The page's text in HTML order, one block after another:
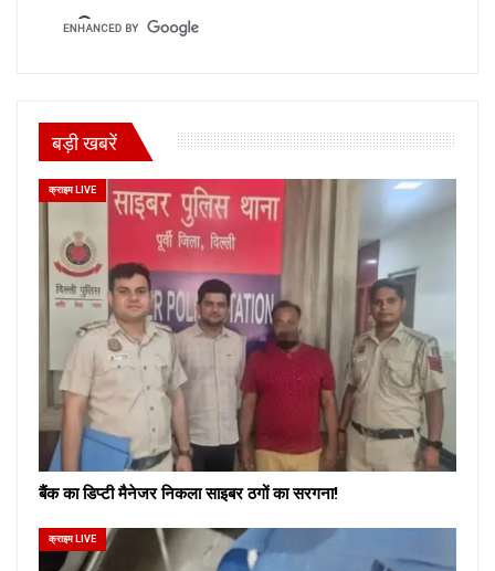
बड़ी खबरें
क्राइम LIVE
बैंक का डिप्टी मैनेजर निकला साइबर ठगों का सरगना!
क्राइम LIVE